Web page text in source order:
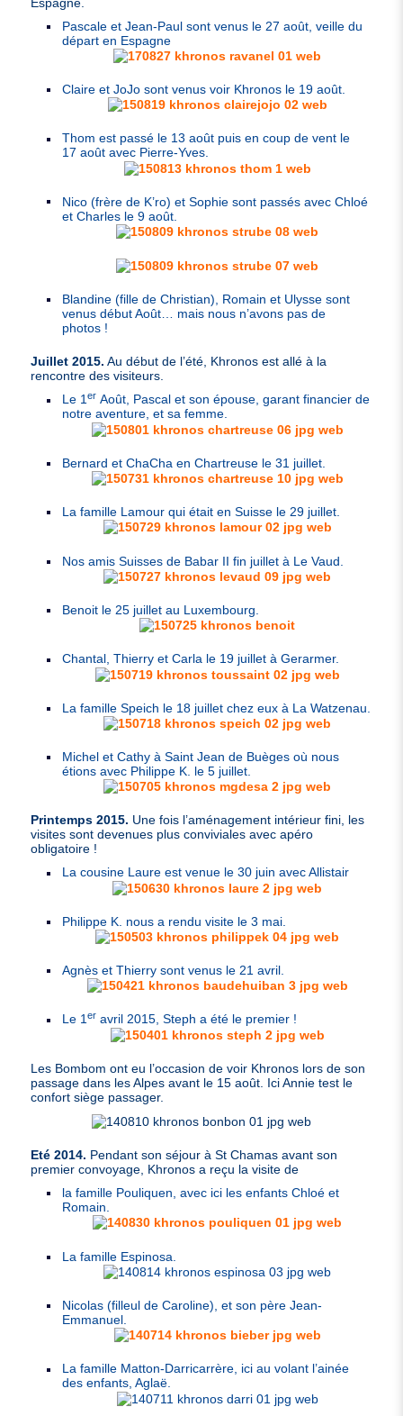
Pascale et Jean-Paul sont venus le 27 août, veille du
départ en Espagne
Claire et JoJo sont venus voir Khronos le 19 août.
Thom est passé le 13 août puis en coup de vent le
17 août avec Pierre-Yves.
Nico (frère de K’ro) et Sophie sont passés avec Chloé
et Charles le 9 août.
Blandine (fille de Christian), Romain et Ulysse sont
venus début Août… mais nous n’avons pas de
photos !
Juillet 2015. Au début de l’été, Khronos est allé à la
rencontre des visiteurs.
Le 1er Août, Pascal et son épouse, garant financier de
notre aventure, et sa femme.
Bernard et ChaCha en Chartreuse le 31 juillet.
La famille Lamour qui était en Suisse le 29 juillet.
Nos amis Suisses de Babar II fin juillet à Le Vaud.
Benoit le 25 juillet au Luxembourg.
Chantal, Thierry et Carla le 19 juillet à Gerarmer.
La famille Speich le 18 juillet chez eux à La Watzenau.
Michel et Cathy à Saint Jean de Buèges où nous
étions avec Philippe K. le 5 juillet.
Printemps 2015. Une fois l’aménagement intérieur fini, les
visites sont devenues plus conviviales avec apéro
obligatoire !
La cousine Laure est venue le 30 juin avec Allistair
Philippe K. nous a rendu visite le 3 mai.
Agnès et Thierry sont venus le 21 avril.
Le 1er avril 2015, Steph a été le premier !
Les Bombom ont eu l’occasion de voir Khronos lors de son
passage dans les Alpes avant le 15 août. Ici Annie test le
confort siège passager.
Eté 2014. Pendant son séjour à St Chamas avant son
premier convoyage, Khronos a reçu la visite de
la famille Pouliquen, avec ici les enfants Chloé et
Romain.
La famille Espinosa.
Nicolas (filleul de Caroline), et son père Jean-
Emmanuel.
La famille Matton-Darricarrère, ici au volant l’ainée
des enfants, Aglaë.